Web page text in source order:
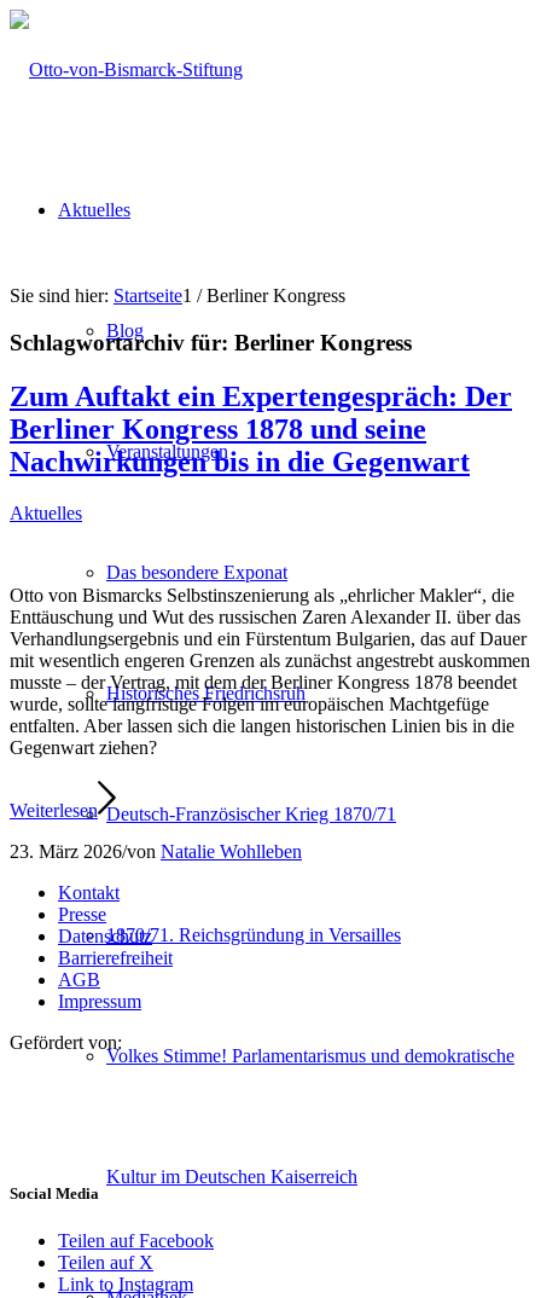
Aktuelles
Blog
Veranstaltungen
Das besondere Exponat
Historisches Friedrichsruh
Deutsch-Französischer Krieg 1870/71
1870/71. Reichsgründung in Versailles
Volkes Stimme! Parlamentarismus und demokratische
Kultur im Deutschen Kaiserreich
Sie sind hier: Startseite1 / Berliner Kongress
Schlagwortarchiv für: Berliner Kongress
Zum Auftakt ein Expertengespräch: Der
Berliner Kongress 1878 und seine
Nachwirkungen bis in die Gegenwart
Aktuelles
Otto von Bismarcks Selbstinszenierung als „ehrlicher Makler“, die
Enttäuschung und Wut des russischen Zaren Alexander II. über das
Verhandlungsergebnis und ein Fürstentum Bulgarien, das auf Dauer
mit wesentlich engeren Grenzen als zunächst angestrebt auskommen
musste – der Vertrag, mit dem der Berliner Kongress 1878 beendet
wurde, sollte langfristige Folgen im europäischen Machtgefüge
entfalten. Aber lassen sich die langen historischen Linien bis in die
Gegenwart ziehen?
Weiterlesen
23. März 2026/von Natalie Wohlleben
Kontakt
Presse
Datenschutz
Barrierefreiheit
AGB
Impressum
Gefördert von:
Social Media
Teilen auf Facebook
Teilen auf X
Link to Instagram